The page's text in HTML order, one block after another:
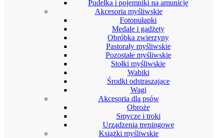
Pudełka i pojemniki na amunicję
Akcesoria myśliwskie
Fotopułapki
Medale i gadżety
Obróbka zwierzyny
Pastorały myśliwskie
Pozostałe myśliwskie
Stołki myśliwskie
Wabiki
Środki odstraszające
Wagi
Akcesoria dla psów
Obroże
Smycze i troki
Urządzenia treningowe
Książki myśliwskie